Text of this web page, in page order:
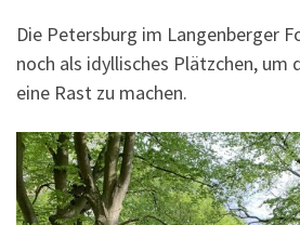
Die Petersburg im Langenberger
noch als idyllisches Plätzchen, um
eine Rast zu machen.